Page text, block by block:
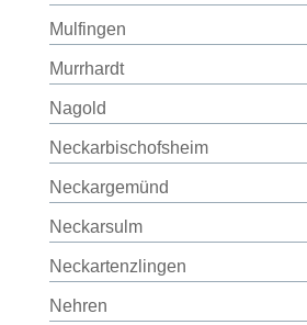
Mulfingen
Murrhardt
Nagold
Neckarbischofsheim
Neckargemünd
Neckarsulm
Neckartenzlingen
Nehren